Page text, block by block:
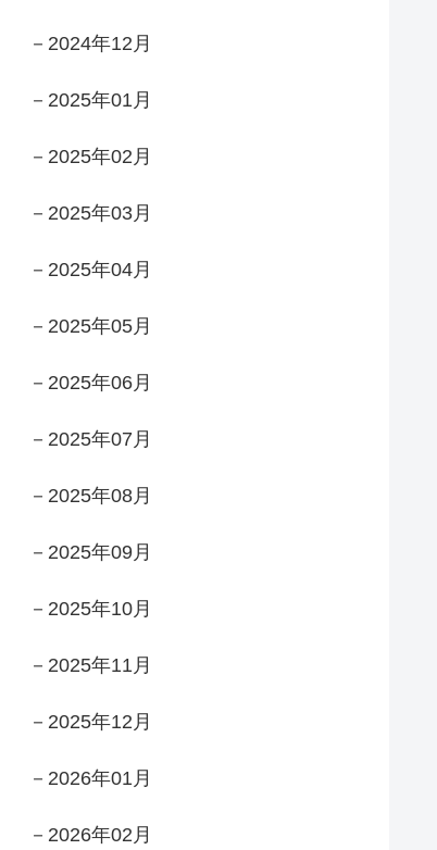
－2024年12月
－2025年01月
－2025年02月
－2025年03月
－2025年04月
－2025年05月
－2025年06月
－2025年07月
－2025年08月
－2025年09月
－2025年10月
－2025年11月
－2025年12月
－2026年01月
－2026年02月